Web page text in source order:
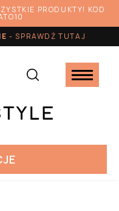
PRODUKTY! KOD
-SPRAWDŹ TUTAJ